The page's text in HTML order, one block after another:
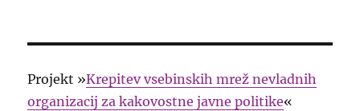
Projekt »Krepitev vsebinskih mrež nevladnih
organizacij za kakovostne javne politike«